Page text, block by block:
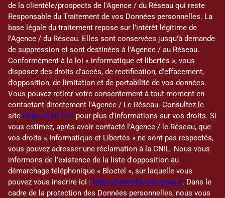
de la clientèle/prospects de l'Agence / du Réseau qui reste
Responsable du Traitement de vos Données personnelles. La
base légale du traitement repose sur l'intérêt légitime de
l'Agence / du Réseau. Elles sont conservées jusqu'à demande
de suppression et sont destinées à l'Agence / au Réseau.
Conformément à la loi « informatique et libertés », vous
disposez des droits d’accès, de rectification, d’effacement,
d’opposition, de limitation et de portabilité de vos données.
Vous pouvez retirer votre consentement à tout moment en
contactant directement l’Agence / Le Réseau. Consultez le
site https://cnil.fr/fr pour plus d’informations sur vos droits. Si
vous estimez, après avoir contacté l'Agence / le Réseau, que
vos droits « Informatique et Libertés » ne sont pas respectés,
vous pouvez adresser une réclamation à la CNIL. Nous vous
informons de l’existence de la liste d'opposition au
démarchage téléphonique « Bloctel », sur laquelle vous
pouvez vous inscrire ici : https://www.bloctel.gouv.fr. Dans le
cadre de la protection des Données personnelles, nous vous